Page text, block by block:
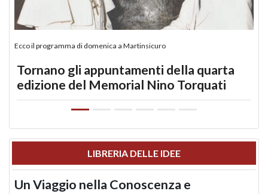
Ecco il programma di domenica a Martinsicuro
Tornano gli appuntamenti della quarta
edizione del Memorial Nino Torquati
LIBRERIA DELLE IDEE
Un Viaggio nella Conoscenza e